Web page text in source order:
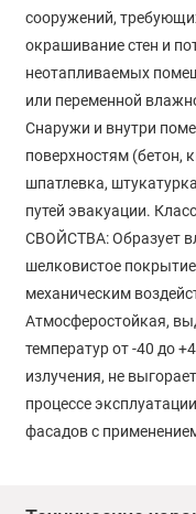
сооружений,
окрашивание стен и
неотапливаемых
или переменной
Снаружи и внутри
поверхностям (бетон,
шпатлевка,
путей эвакуации.
СВОЙСТВА: Образует
шелковистое
механическим
Атмосферостойкая,
температур от -40 до
излучения, не
процессе
фасадов с